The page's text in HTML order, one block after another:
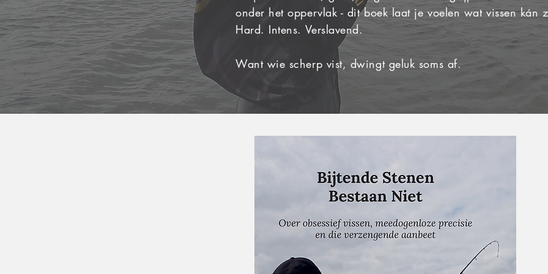
onder het oppervlak - dit boek laat je voelen wat vissen kán
Hard. Intens. Verslavend.
Want wie scherp vist, dwingt geluk soms af.